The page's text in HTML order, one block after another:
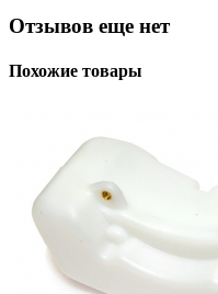
Отзывов еще нет
Похожие товары